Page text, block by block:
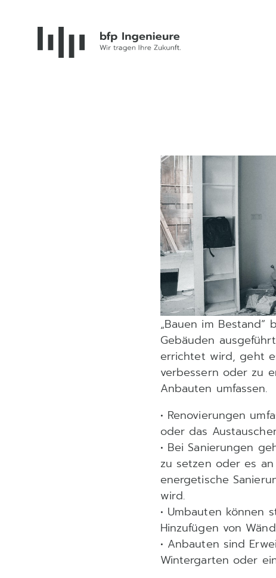
„Bauen im
Gebäuden
errichtet wird, geht
verbessern oder zu
Anbauten umfassen.
• Renovierungen
oder das
• Bei Sanierungen
zu setzen oder es
energetische
wird.
• Umbauten können
Hinzufügen von
• Anbauten sind
Wintergarten oder